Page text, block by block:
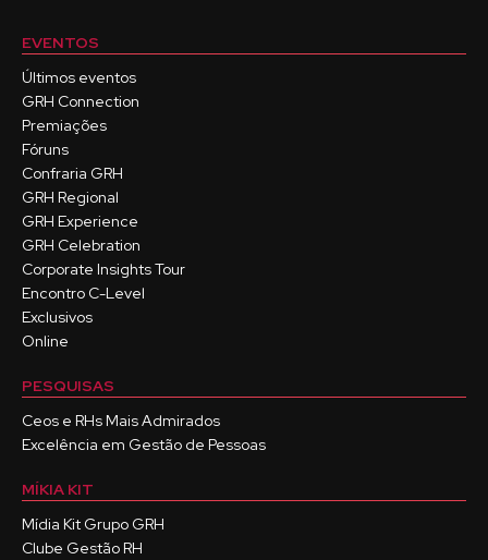
EVENTOS
Últimos eventos
GRH Connection
Premiações
Fóruns
Confraria GRH
GRH Regional
GRH Experience
GRH Celebration
Corporate Insights Tour
Encontro C-Level
Exclusivos
Online
PESQUISAS
Ceos e RHs Mais Admirados
Excelência em Gestão de Pessoas
MÍKIA KIT
Mídia Kit Grupo GRH
Clube Gestão RH